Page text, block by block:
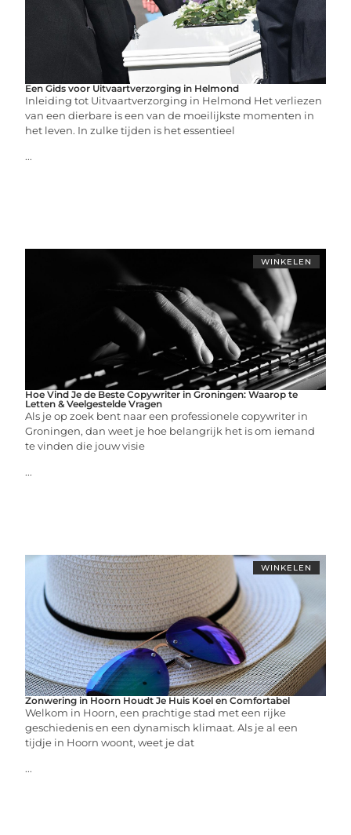
Een Gids voor Uitvaartverzorging in Helmond
Inleiding tot Uitvaartverzorging in Helmond Het verliezen
van een dierbare is een van de moeilijkste momenten in
het leven. In zulke tijden is het essentieel
...
WINKELEN
Hoe Vind Je de Beste Copywriter in Groningen: Waarop te
Letten & Veelgestelde Vragen
Als je op zoek bent naar een professionele copywriter in
Groningen, dan weet je hoe belangrijk het is om iemand
te vinden die jouw visie
...
WINKELEN
Zonwering in Hoorn Houdt Je Huis Koel en Comfortabel
Welkom in Hoorn, een prachtige stad met een rijke
geschiedenis en een dynamisch klimaat. Als je al een
tijdje in Hoorn woont, weet je dat
...